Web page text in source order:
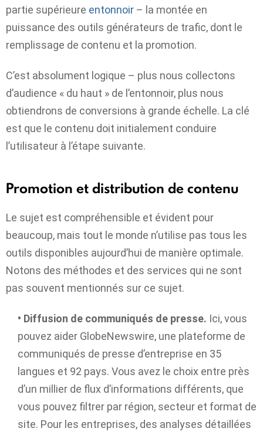
partie supérieure entonnoir – la montée en
puissance des outils générateurs de trafic, dont le
remplissage de contenu et la promotion.
C’est absolument logique – plus nous collectons
d’audience « du haut » de l’entonnoir, plus nous
obtiendrons de conversions à grande échelle. La clé
est que le contenu doit initialement conduire
l’utilisateur à l’étape suivante.
Promotion et distribution de contenu
Le sujet est compréhensible et évident pour
beaucoup, mais tout le monde n’utilise pas tous les
outils disponibles aujourd’hui de manière optimale.
Notons des méthodes et des services qui ne sont
pas souvent mentionnés sur ce sujet.
• Diffusion de communiqués de presse. Ici, vous
pouvez aider GlobeNewswire, une plateforme de
communiqués de presse d’entreprise en 35
langues et 92 pays. Vous avez le choix entre près
d’un millier de flux d’informations différents, que
vous pouvez filtrer par région, secteur et format de
site. Pour les entreprises, des analyses détaillées